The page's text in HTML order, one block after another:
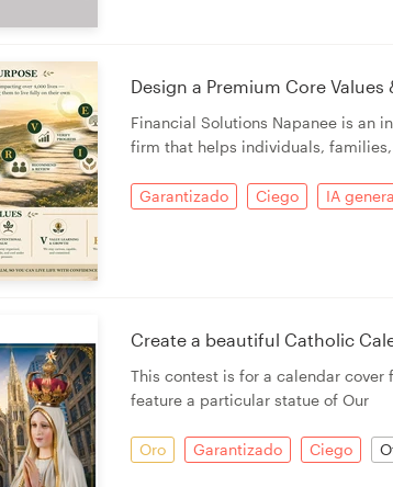
Design a Premium Core Values
Financial Solutions Napanee is an
firm that helps individuals,
Garantizado Ciego IA
Create a beautiful Catholic
This contest is for a calendar
feature a particular statue of Our
Oro Garantizado Ciego